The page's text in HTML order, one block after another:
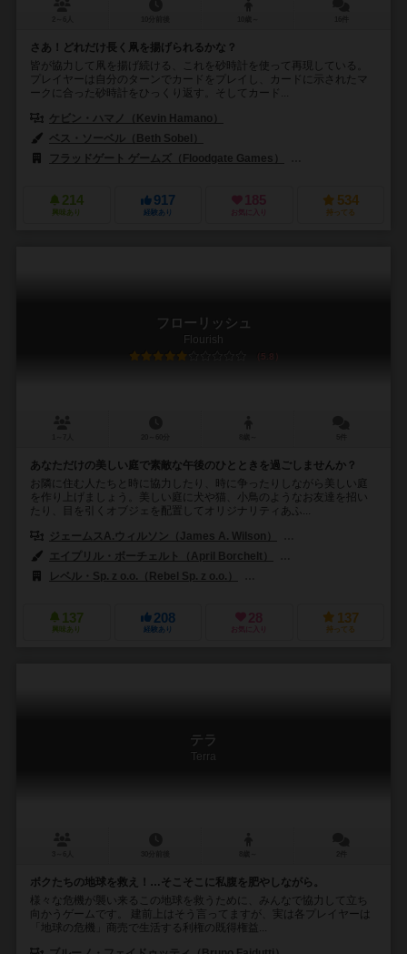
さあ！どれだけ長く凧を揚げられるかな？
皆が協力して凧を揚げ続ける、これを砂時計を使って再現している。
プレイヤーは自分のターンでカードをプレイし、カードに示されたマ
ークに合った砂時計をひっくり返す。そしてカード...
ケビン・ハマノ（Kevin Hamano）
ベス・ソーベル（Beth Sobel）
フラッドゲート ゲームズ（Floodgate Games）
214
興味あり
917
経験あり
185
お気に入り
534
持ってる
フローリッシュ
Flourish
5.8
あなただけの美しい庭で素敵な午後のひとときを過ごしませんか？
お隣に住む人たちと時に協力したり、時に争ったりしながら美しい庭
を作り上げましょう。美しい庭に犬や猫、小鳥のようなお友達を招い
たり、目を引くオブジェを配置してオリジナリティあふ...
ジェームスA.ウィルソン（James A. Wilson）
エイプリル・ボーチェルト（April Borchelt）
レベル・Sp. z o.o.（Rebel Sp. z o.o.）
137
興味あり
208
経験あり
28
お気に入り
137
持ってる
テラ
Terra
ボクたちの地球を救え！…そこそこに私腹を肥やしながら。
様々な危機が襲い来るこの地球を救うために、みんなで協力して立ち
向かうゲームです。 建前上はそう言ってますが、実は各プレイヤーは
「地球の危機」商売で生活する利権の既得権益...